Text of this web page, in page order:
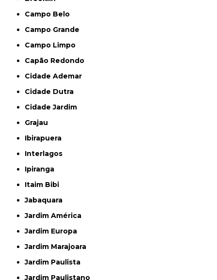
Campo Belo
Campo Grande
Campo Limpo
Capão Redondo
Cidade Ademar
Cidade Dutra
Cidade Jardim
Grajau
Ibirapuera
Interlagos
Ipiranga
Itaim Bibi
Jabaquara
Jardim América
Jardim Europa
Jardim Marajoara
Jardim Paulista
Jardim Paulistano